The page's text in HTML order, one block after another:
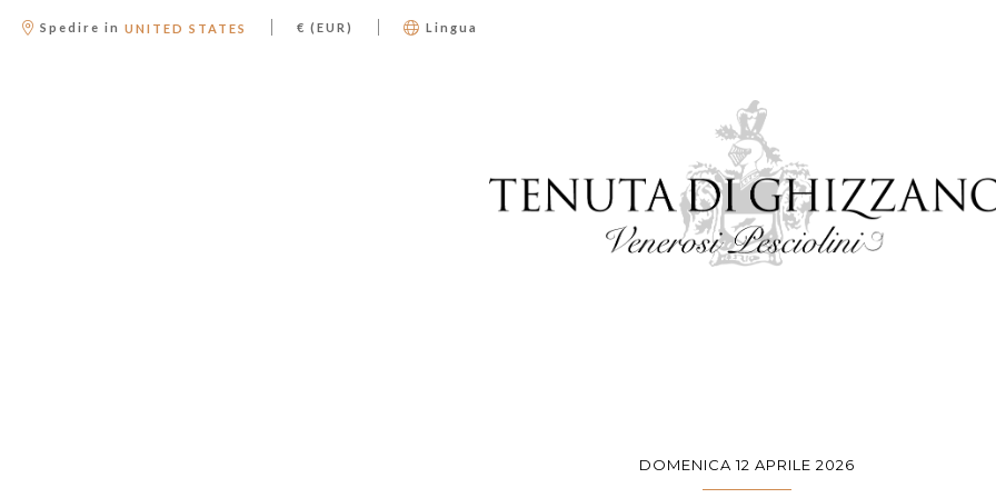
Spedire in UNITED STATES | € (EUR) | Lingua
DOMENICA 12 APRILE 2026